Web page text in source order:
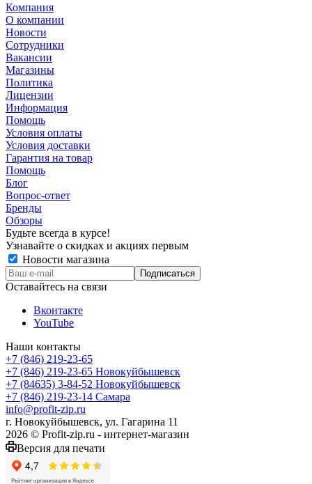
Компания
О компании
Новости
Сотрудники
Вакансии
Магазины
Политика
Лицензии
Информация
Помощь
Условия оплаты
Условия доставки
Гарантия на товар
Помощь
Блог
Вопрос-ответ
Бренды
Обзоры
Будьте всегда в курсе!
Узнавайте о скидках и акциях первым
Новости магазина
Оставайтесь на связи
Вконтакте
YouTube
Наши контакты
+7 (846) 219-23-65
+7 (846) 219-23-65 Новокуйбышевск
+7 (84635) 3-84-52 Новокуйбышевск
+7 (846) 219-23-14 Самара
info@profit-zip.ru
г. Новокуйбышевск, ул. Гагарина 11
2026 © Profit-zip.ru - интернет-магазин
Версия для печати